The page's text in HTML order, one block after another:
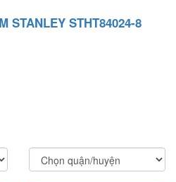
STANLEY STHT84024-8